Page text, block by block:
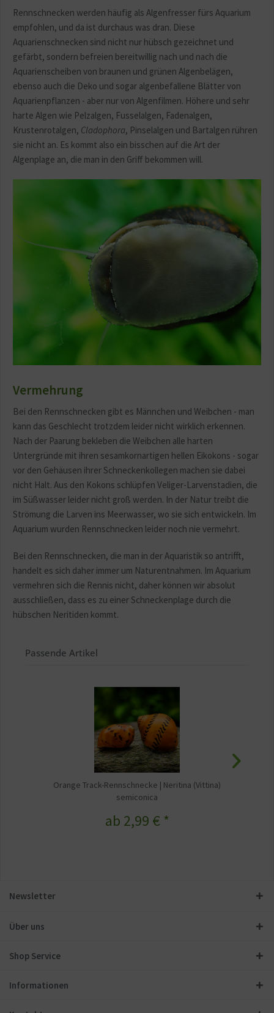
Rennschnecken werden häufig als Algenfresser fürs Aquarium
empfohlen, und da ist durchaus was dran. Diese
Aquarienschnecken sind nicht nur hübsch gezeichnet und
gefärbt, sondern befreien bereitwillig nach und nach die
Aquarienscheiben von braunen und grünen Algenbelägen,
ebenso auch die Deko und sogar algenbefallene Blätter von
Aquarienpflanzen - aber nur von Algenfilmen. Höhere und sehr
harte Algen wie Pelzalgen, Fusselalgen, Fadenalgen,
Krustenrotalgen, Cladophora, Pinselalgen und Bartalgen rühren
sie nicht an. Es kommt also ein bisschen auf die Art der
Algenplage an, die man in den Griff bekommen will.
Vermehrung
Bei den Rennschnecken gibt es Männchen und Weibchen - man
kann das Geschlecht trotzdem leider nicht wirklich erkennen.
Nach der Paarung bekleben die Weibchen alle harten
Untergründe mit ihren sesamkornartigen hellen Eikokons - sogar
vor den Gehäusen ihrer Schneckenkollegen machen sie dabei
nicht Halt. Aus den Kokons schlüpfen Veliger-Larvenstadien, die
im Süßwasser leider nicht groß werden. In der Natur treibt die
Strömung die Larven ins Meerwasser, wo sie sich entwickeln. Im
Aquarium wurden Rennschnecken leider noch nie vermehrt.
Bei den Rennschnecken, die man in der Aquaristik so antrifft,
handelt es sich daher immer um Naturentnahmen. Im Aquarium
vermehren sich die Rennis nicht, daher können wir absolut
ausschließen, dass es zu einer Schneckenplage durch die
hübschen Neritiden kommt.
Passende Artikel
Orange Track-Rennschnecke | Neritina (Vittina)
semiconica
ab 2,99 € *
Newsletter
Über uns
Shop Service
Informationen